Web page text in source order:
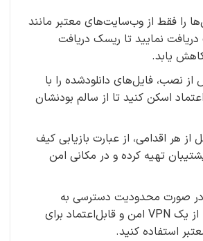
را فقط از وب‌سایت‌های معتبر مانند
دریافت نمایید تا ریسک دریافت
یابد.
نصب، فایل‌های دانلودشده را با
اسکن کنید تا از سالم بودنشان
از هر اقدامی، از عبارت بازیابی کیف
تهیه کرده و در مکانی امن
در صورت محدودیت دسترسی به
سایت‌های دانلود، از یک VPN امن و قابل‌اعتماد برای
استفاده کنید.